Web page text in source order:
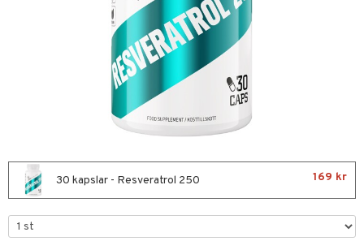
30 kapslar - Resveratrol 250 169 kr
protein
& Muskelvärk